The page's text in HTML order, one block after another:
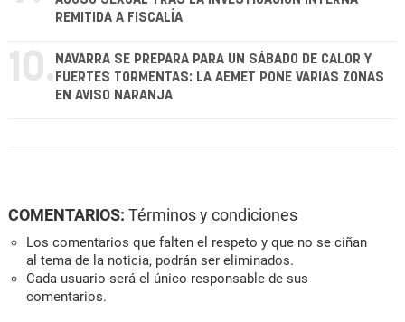
REMITIDA A FISCALÍA
10. NAVARRA SE PREPARA PARA UN SÁBADO DE CALOR Y
FUERTES TORMENTAS: LA AEMET PONE VARIAS ZONAS
EN AVISO NARANJA
COMENTARIOS: Términos y condiciones
Los comentarios que falten el respeto y que no se ciñan
al tema de la noticia, podrán ser eliminados.
Cada usuario será el único responsable de sus
comentarios.